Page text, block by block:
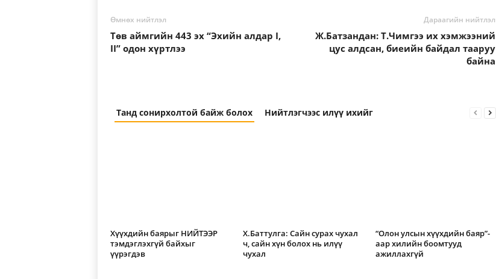
Өмнөх нийтлэл
Төв аймгийн 443 эх “Эхийн алдар I,
II” одон хүртлээ
Дараагийн нийтлэл
Ж.Батзандан: Т.Чимгээ их хэмжээний
цус алдсан, биеийн байдал тааруу
байна
Танд сонирхолтой байж болох Нийтлэгчээс илүү ихийг
Хүүхдийн баярыг НИЙТЭЭР
тэмдэглэхгүй байхыг
үүрэгдэв
Х.Баттулга: Сайн сурах чухал
ч, сайн хүн болох нь илүү
чухал
“Олон улсын хүүхдийн баяр”-
аар хилийн боомтууд
ажиллахгүй